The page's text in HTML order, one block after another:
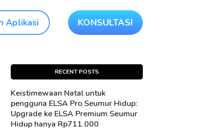
Aplikasi KONSULTASI
RECENT POSTS
Keistimewaan Natal untuk
pengguna ELSA Pro Seumur Hidup:
Upgrade ke ELSA Premium Seumur
Hidup hanya Rp711.000